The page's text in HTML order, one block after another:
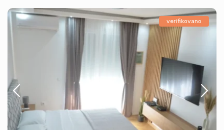
verifikovano